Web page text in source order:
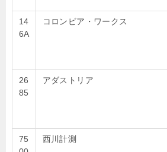
14
6A
コロンビア・ワークス
26
85
アダストリア
75
西川計測